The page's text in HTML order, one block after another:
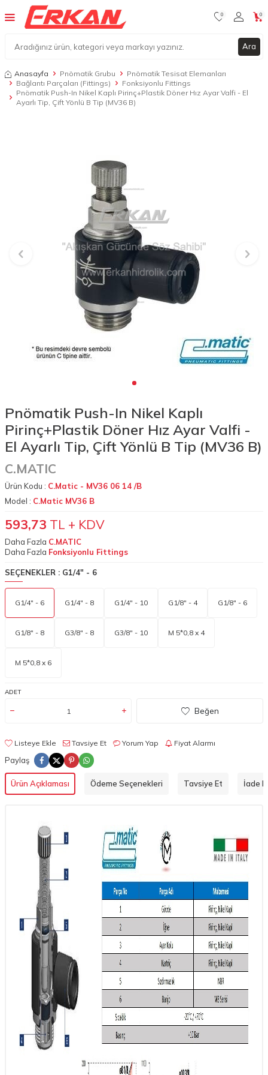
Ara
0 0
Anasayfa Pnömatik Grubu
Pnömatik Tesisat Elemanları
Bağlantı Parçaları (Fittings)
Fonksiyonlu Fittings
Pnömatik Push-In Nikel Kaplı Pirinç+Plastik Döner Hız Ayar Valfi - El
Ayarlı Tip, Çift Yönlü B Tip (MV36 B)
Pnömatik Push-In Nikel Kaplı
Pirinç+Plastik Döner Hız Ayar Valfi -
El Ayarlı Tip, Çift Yönlü B Tip (MV36 B)
C.MATIC
Ürün Kodu : C.Matic - MV36 06 14 /B
Model : C.Matic MV36 B
593,73 TL + KDV
Daha Fazla C.MATIC
Daha Fazla Fonksiyonlu Fittings
SEÇENEKLER : G1/4" - 6
G1/4" - 6 G1/4" - 8 G1/4" - 10 G1/8" - 4 G1/8" - 6
G1/8" - 8 G3/8" - 8 G3/8" - 10 M 5*0,8 x 4
M 5*0,8 x 6
ADET
Beğen
Listeye Ekle Tavsiye Et Yorum Yap Fiyat Alarmı
Paylaş
Ürün Açıklaması Ödeme Seçenekleri Tavsiye Et İade